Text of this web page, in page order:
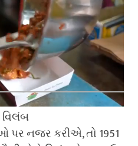
વિલંબ
નજર કરીએ, તો 1951